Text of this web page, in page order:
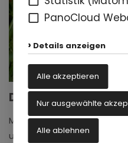
PanoCloud
Details anzeigen
Alle akzeptieren
Nur ausgewählte
Alle ablehnen
Das Wiesenhaus
Mit allen Sinnen wird hier
untersucht. Wir lernen ein